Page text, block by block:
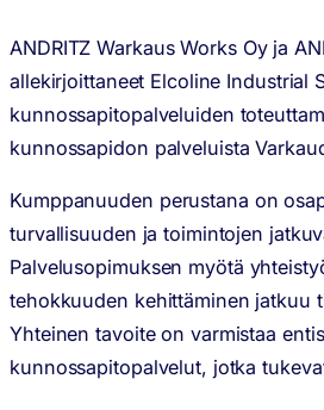
ANDRITZ Warkaus Works Oy ja
allekirjoittaneet Elcoline Industrial
kunnossapitopalveluiden
kunnossapidon palveluista
Kumppanuuden perustana on
turvallisuuden ja toimintojen
Palvelusopimuksen myötä
tehokkuuden kehittäminen jatkuu
Yhteinen tavoite on varmistaa
kunnossapitopalvelut, jotka